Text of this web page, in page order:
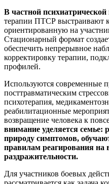
В частной
терапии ПТСР выстраивают
ориентированную на
Стационарный формат
обеспечить непрерывное
корректировку терапии,
профилей.
Используются современные
посттравматическим
психотерапия,
реабилитационные
возвращение человека к
внимание уделяется семье:
природу симптомов,
правилам реагирования
раздражительности.
Для участников боевых